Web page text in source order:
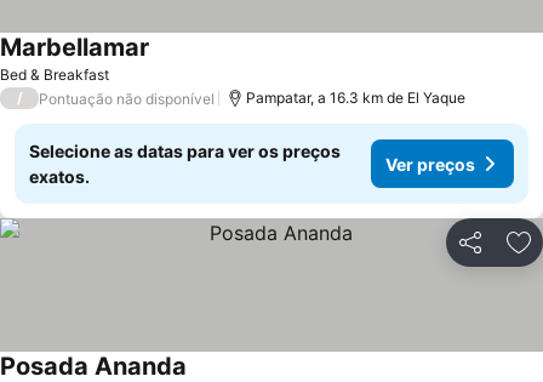
Bed & Breakfast
Marbellamar
/ Pontuação não disponível Pampatar, a 16.3 km de El Yaque
Selecione as datas para ver os preços
exatos.
Ver preços
Partilhar
Posada Ananda